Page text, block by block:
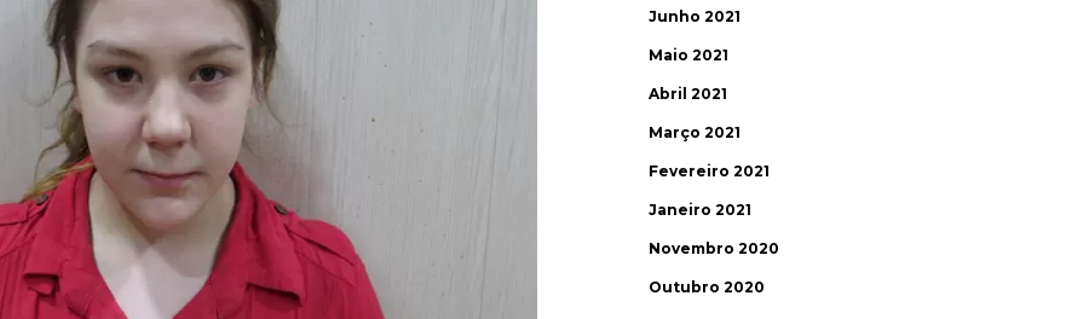
Junho 2021
Maio 2021
Abril 2021
Março 2021
Fevereiro 2021
Janeiro 2021
Novembro 2020
Outubro 2020